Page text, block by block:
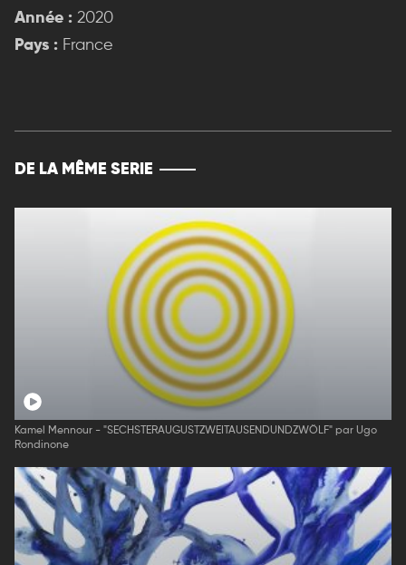
Année : 2020
Pays : France
DE LA MÊME SERIE
Kamel Mennour - "SECHSTERAUGUSTZWEITAUSENDUNDZWÖLF" par Ugo
Rondinone